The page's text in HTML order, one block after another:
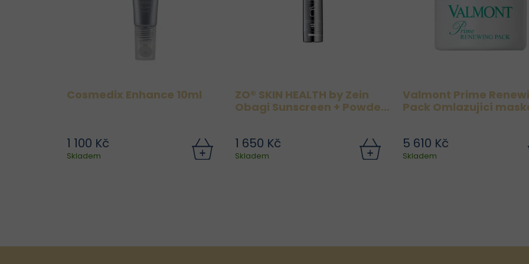
Cosmedix Enhance 10ml
Regenerační maska na
zpevnění rtů, která funguje i
1 100 Kč
Skladem
ZO® SKIN HEALTH by Zein
Obagi Sunscreen + Powder
Štětečkový aplikátor se skládá
z hustě uložených a ultra
1 650 Kč
Skladem
Valmont Prime
Pack Omlazující
5 610 Kč
Skladem